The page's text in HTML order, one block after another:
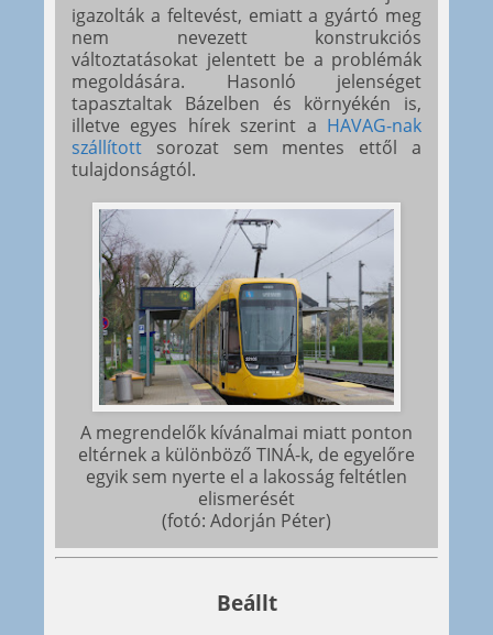
igazolták a feltevést, emiatt a gyártó meg
nem nevezett konstrukciós
változtatásokat jelentett be a problémák
megoldására. Hasonló jelenséget
tapasztaltak Bázelben és környékén is,
illetve egyes hírek szerint a HAVAG-nak
szállított sorozat sem mentes ettől a
tulajdonságtól.
A megrendelők kívánalmai miatt ponton
eltérnek a különböző TINÁ-k, de egyelőre
egyik sem nyerte el a lakosság feltétlen
elismerését
(fotó: Adorján Péter)
Beállt